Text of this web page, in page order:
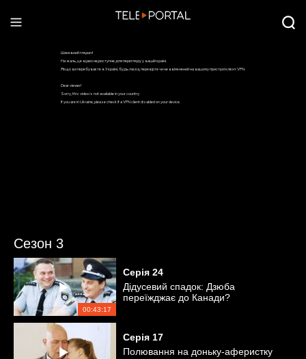
Сезон 3
00:43:17
Серія 24
Дідусевий спадок: Дзюба
переїжджає до Канади?
Серія 17
Полювання на доньку-аферистку